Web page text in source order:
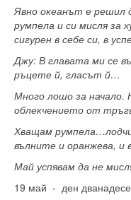
Явно океанът е решил
румпела и си мисля за
сигурен в себе си, в
Джу: В главата ми се
ръцете й, гласът й…
Много лошо за
облекчението от
Хващам
вълните и оранжева, и
Май успявам да не
19 май - ден